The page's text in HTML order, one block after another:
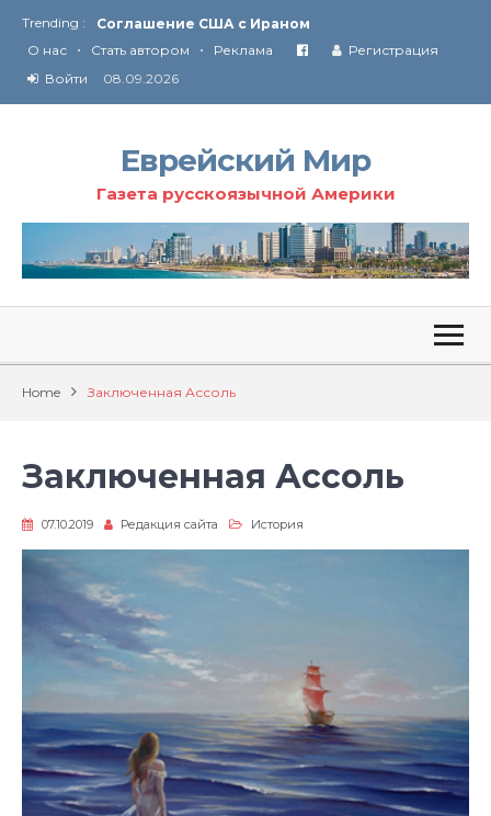
Trending :
Соглашение США с Ираном
Технология Революции в Иране
О нас • Стать автором • Реклама
Регистрация
Войти
08.09.2026
Еврейский Мир
Газета русскоязычной Америки
Home Заключенная Ассоль
Заключенная Ассоль
07.10.2019 Редакция сайта История